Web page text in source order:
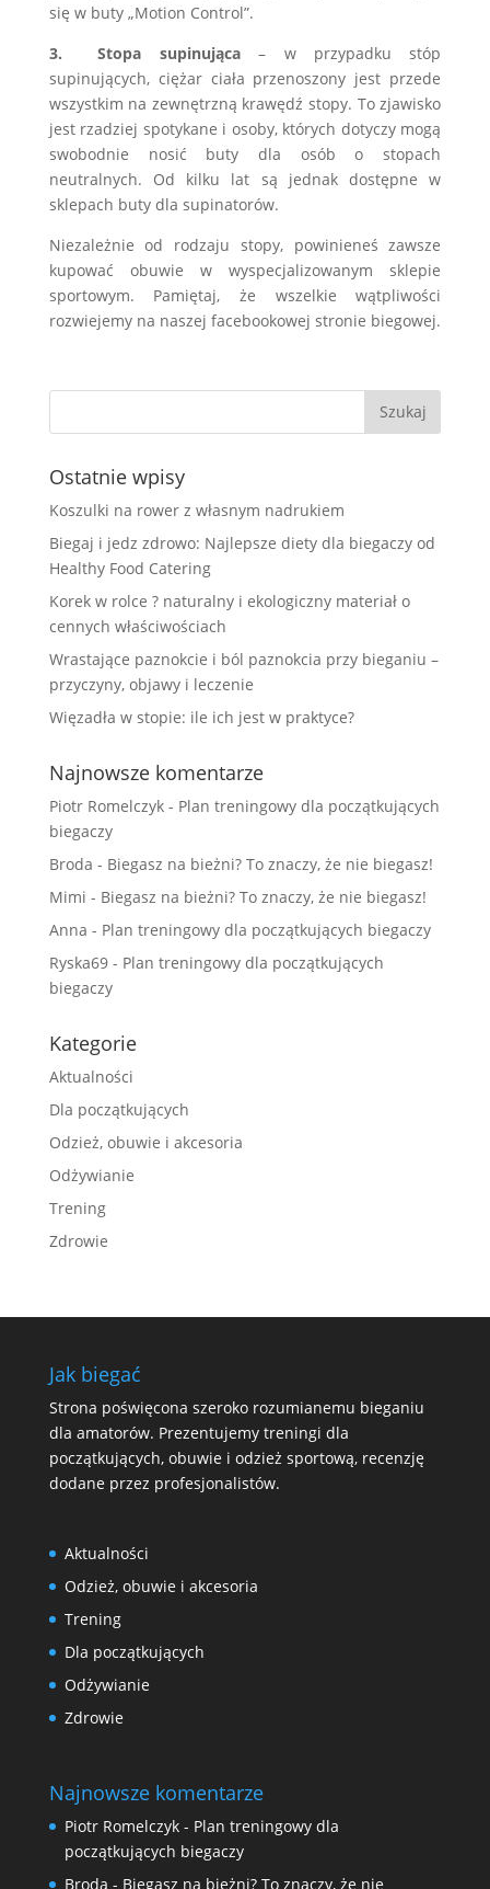
się w buty „Motion Control”.
3. Stopa supinująca– w przypadku stóp
supinujących, ciężar ciała przenoszony jest przede
wszystkim na zewnętrzną krawędź stopy. To zjawisko
jest rzadziej spotykane i osoby, których dotyczy mogą
swobodnie nosić buty dla osób o stopach
neutralnych. Od kilku lat są jednak dostępne w
sklepach buty dla supinatorów.
Niezależnie od rodzaju stopy, powinieneś zawsze
kupować obuwie w wyspecjalizowanym sklepie
sportowym. Pamiętaj, że wszelkie wątpliwości
rozwiejemy na naszej facebookowej stronie biegowej.
Ostatnie wpisy
Koszulki na rower z własnym nadrukiem
Biegaj i jedz zdrowo: Najlepsze diety dla biegaczy od
Healthy Food Catering
Korek w rolce ? naturalny i ekologiczny materiał o
cennych właściwościach
Wrastające paznokcie i ból paznokcia przy bieganiu –
przyczyny, objawy i leczenie
Więzadła w stopie: ile ich jest w praktyce?
Najnowsze komentarze
Piotr Romelczyk- Plan treningowy dla początkujących
biegaczy
Broda - Biegasz na bieżni? To znaczy, że nie biegasz!
Mimi - Biegasz na bieżni? To znaczy, że nie biegasz!
Anna - Plan treningowy dla początkujących biegaczy
Ryska69- Plan treningowy dla początkujących
biegaczy
Kategorie
Aktualności
Dla początkujących
Odzież, obuwie i akcesoria
Odżywianie
Trening
Zdrowie
Jak biegać
Strona poświęcona szeroko rozumianemu bieganiu
dla amatorów. Prezentujemy treningi dla
początkujących, obuwie i odzież sportową, recenzję
dodane przez profesjonalistów.
Aktualności
Odzież, obuwie i akcesoria
Trening
Dla początkujących
Odżywianie
Zdrowie
Najnowsze komentarze
Piotr Romelczyk- Plan treningowy dla
początkujących biegaczy
Broda - Biegasz na bieżni? To znaczy, że nie